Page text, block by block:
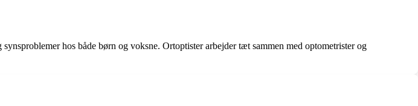
hos både børn og voksne. Ortoptister arbejder tæt sammen med optometrister og